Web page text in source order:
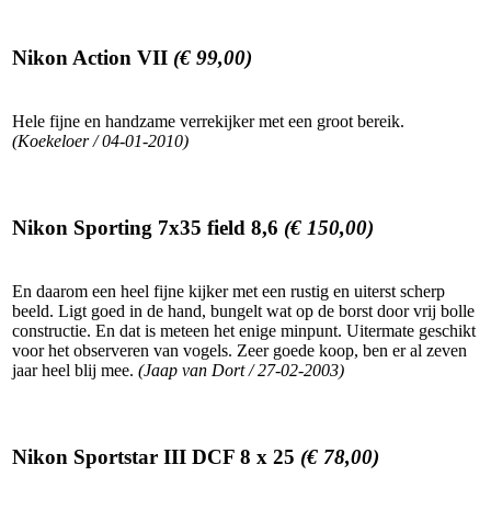
Nikon Action VII (€ 99,00)
Hele fijne en handzame verrekijker met een groot bereik.
(Koekeloer / 04-01-2010)
Nikon Sporting 7x35 field 8,6 (€ 150,00)
En daarom een heel fijne kijker met een rustig en uiterst scherp
beeld. Ligt goed in de hand, bungelt wat op de borst door vrij bolle
constructie. En dat is meteen het enige minpunt. Uitermate geschikt
voor het observeren van vogels. Zeer goede koop, ben er al zeven
jaar heel blij mee. (Jaap van Dort / 27-02-2003)
Nikon Sportstar III DCF 8 x 25 (€ 78,00)